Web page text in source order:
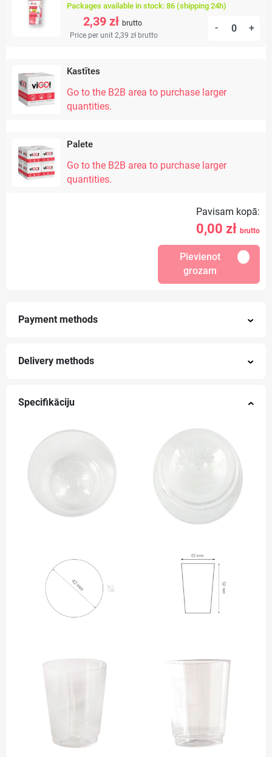
Packages available in stock: 86 (shipping 24h)
2,39 zł brutto
Price per unit 2,39 zł brutto
- +
Kastītes
Go to the B2B area to purchase larger
quantities.
Palete
Go to the B2B area to purchase larger
quantities.
Pavisam kopā:
0,00 zł brutto
Pievienot
grozam
Payment methods
Delivery methods
Specifikāciju